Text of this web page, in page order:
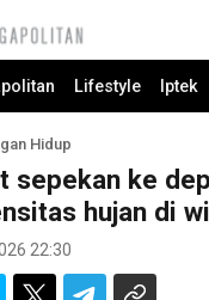
Lifestyle Iptek
Hidup
sepekan ke
hujan di
22:30